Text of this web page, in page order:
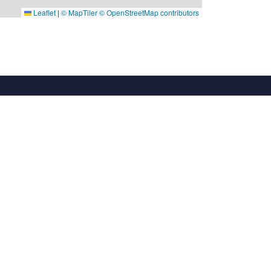
Leaflet | © MapTiler© OpenStreetMap contributors